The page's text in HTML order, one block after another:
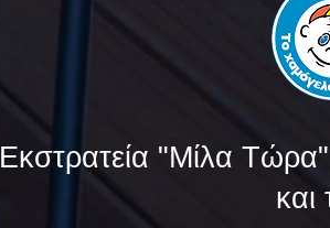
Εκστρατεία "Μίλα
και